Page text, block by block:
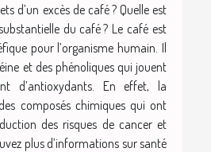
d’un excès de café ? Quelle est
du café ? Le café est
pour l’organisme humain. Il
et des phénoliques qui jouent
d’antioxydants. En effet, la
composés chimiques qui ont
des risques de cancer et
plus d’informations sur santé